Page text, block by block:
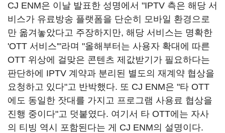
CJ ENM은 이날 발표한 성명에서 "IPTV 측은 해당 서
비스가 유료방송 플랫폼을 단순히 모바일 환경으로
만 옮겨놓았다고 주장하지만, 해당 서비스는 명확한
'OTT 서비스'"라며 "올해부터는 사용자 확대에 따른
OTT 위상에 걸맞은 콘텐츠 제값받기가 필요하다는
판단하에 IPTV 계약과 분리된 별도의 재계약 협상을
요청하고 있다"고 반박했다. 또 CJ ENM은 "타 OTT
에도 동일한 잣대를 가지고 프로그램 사용료 협상을
진행 중이다"고 덧붙였다. 여기서 타 OTT에는 자사
의 티빙 역시 포함된다는 게 CJ ENM의 설명이다.